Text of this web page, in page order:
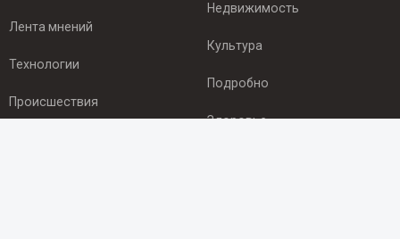
Лента мнений
Технологии
Происшествия
Недвижимость
Культура
Подробно
Здоровье